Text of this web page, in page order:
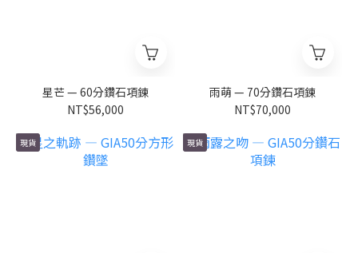
星芒 — 60分鑽石項鍊
NT$56,000
雨萌 — 70分鑽石項鍊
NT$70,000
現貨 現貨